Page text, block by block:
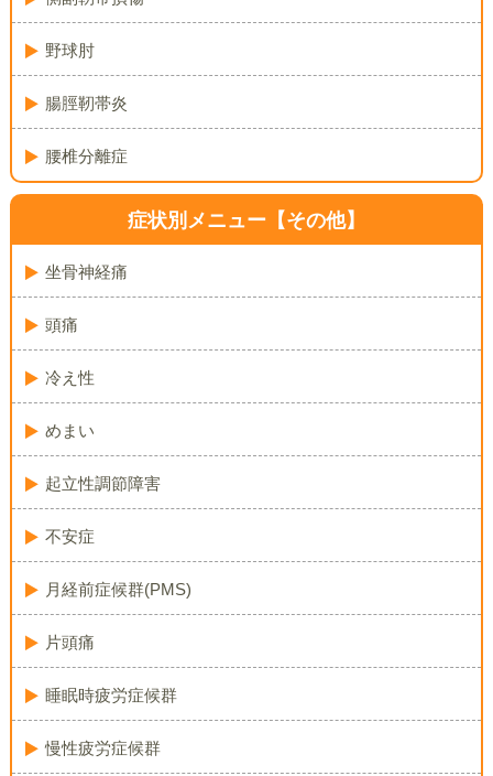
野球肘
腸脛靭帯炎
腰椎分離症
症状別メニュー【その他】
坐骨神経痛
頭痛
冷え性
めまい
起立性調節障害
不安症
月経前症候群(PMS)
片頭痛
睡眠時疲労症候群
慢性疲労症候群